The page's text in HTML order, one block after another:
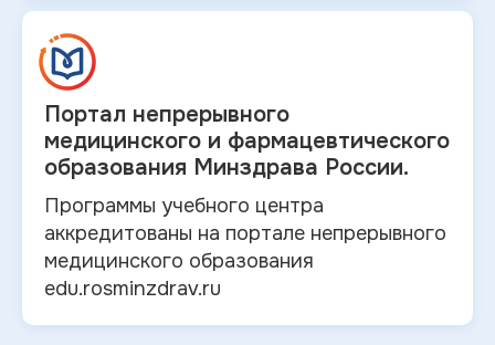
Портал непрерывного
медицинского и фармацевтического
образования Минздрава России.
Программы учебного центра
аккредитованы на портале непрерывного
медицинского образования
edu.rosminzdrav.ru